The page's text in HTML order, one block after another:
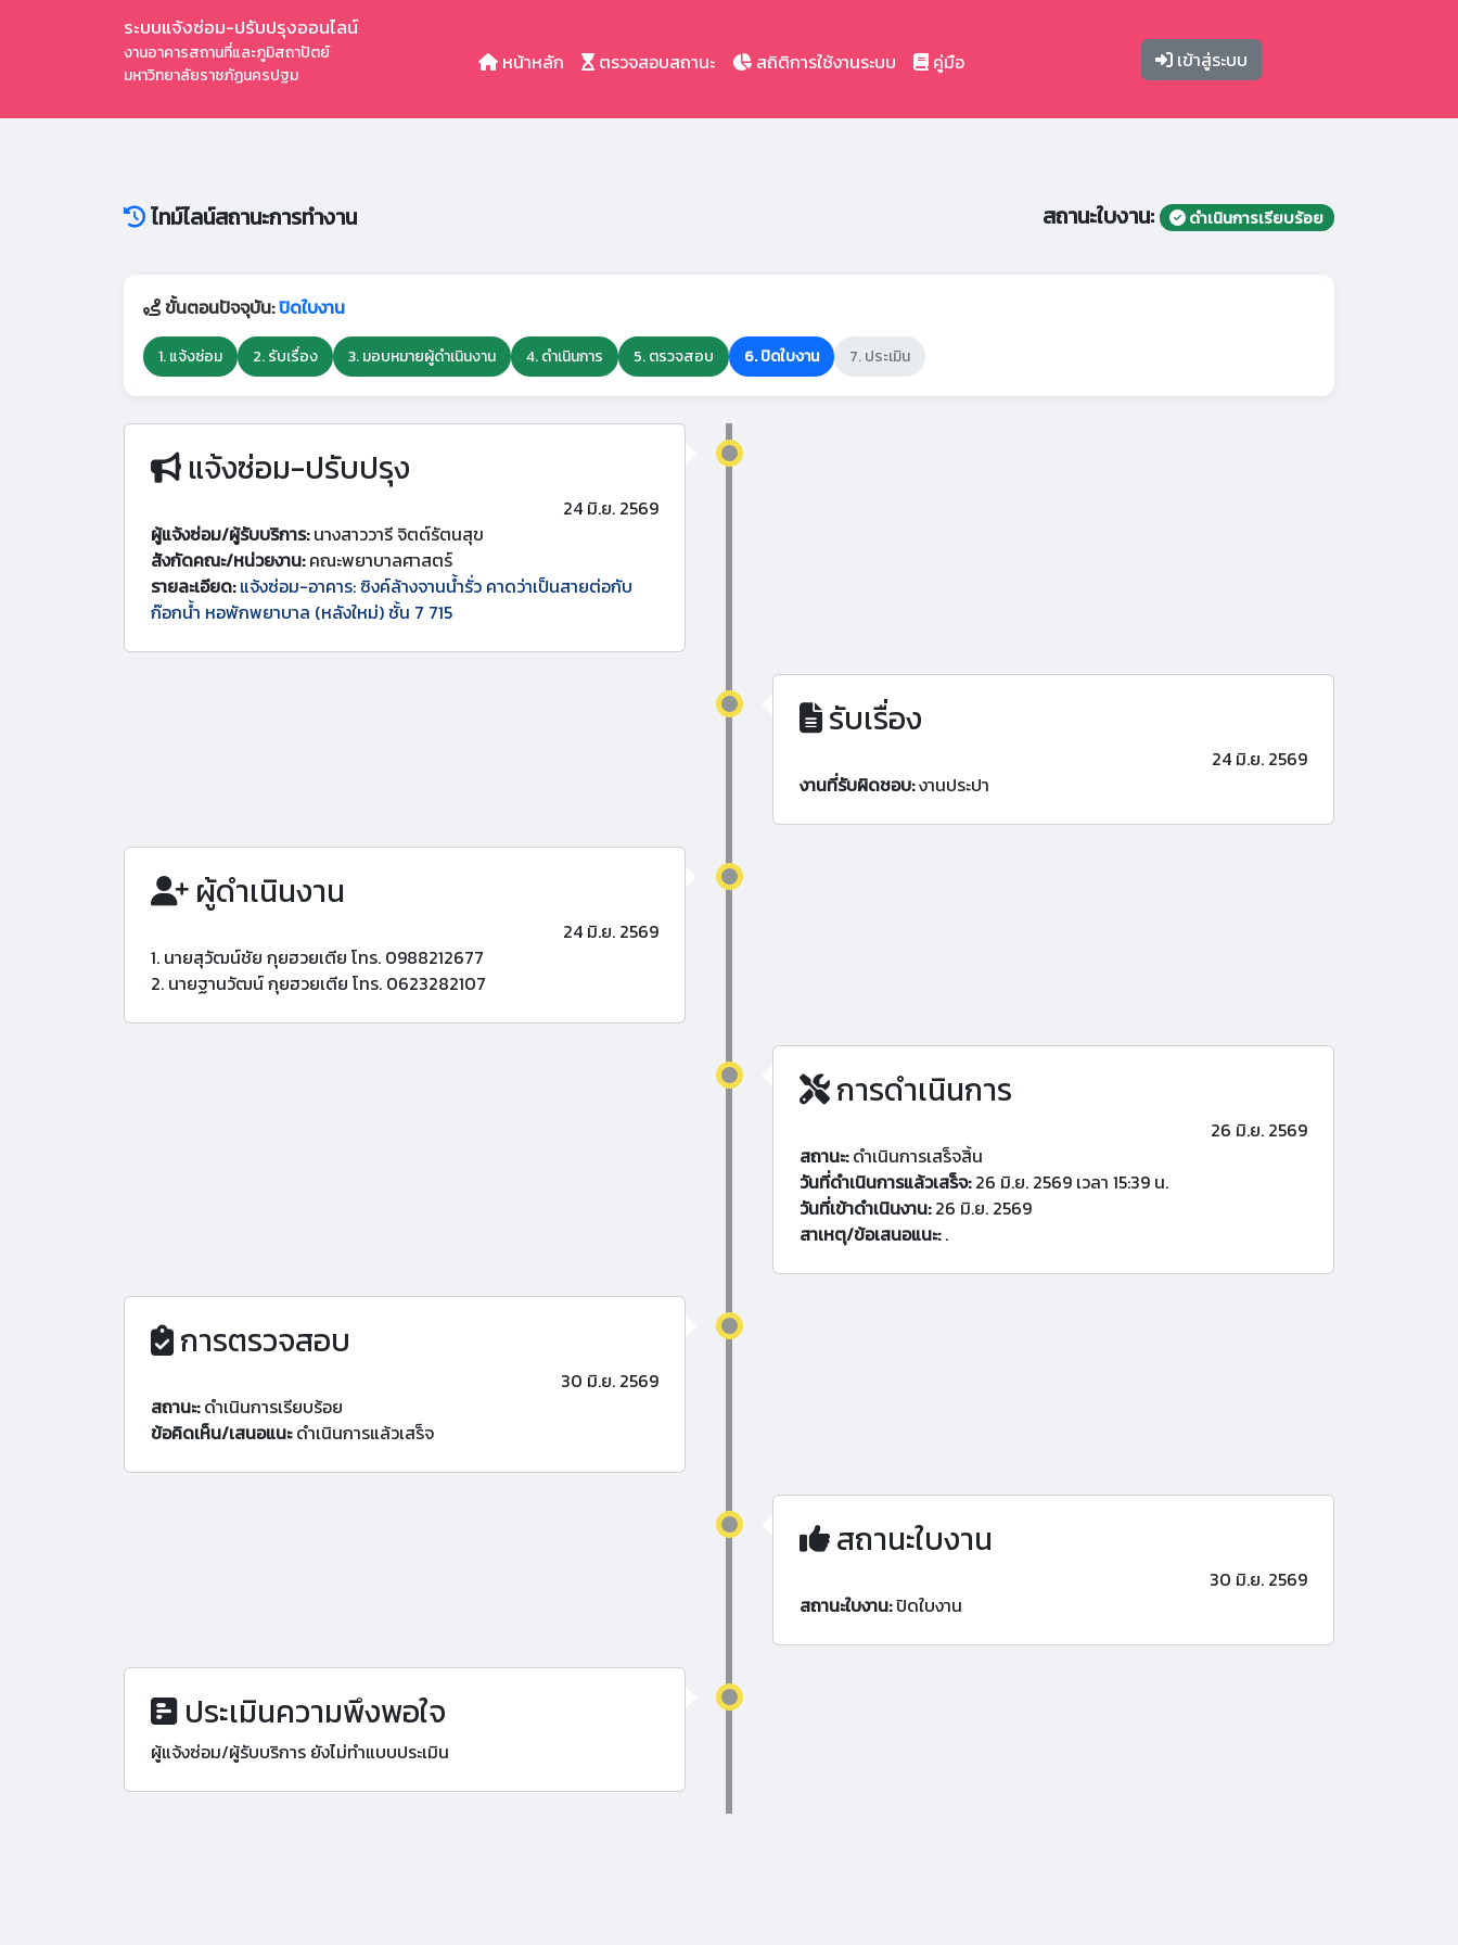
ระบบแจ้งซ่อม-ปรับปรุงออนไลน์
งานอาคารสถานที่และภูมิสถาปัตย์
มหาวิทยาลัยราชภัฏนครปฐม
หน้าหลัก ตรวจสอบสถานะ สถิติการใช้งานระบบ คู่มือ เข้าสู่ระบบ
ไทม์ไลน์สถานะการทำงาน สถานะใบงาน: ดำเนินการเรียบร้อย
ขั้นตอนปัจจุบัน:ปิดใบงาน
1. แจ้งซ่อม 2. รับเรื่อง 3. มอบหมายผู้ดำเนินงาน 4. ดำเนินการ 5. ตรวจสอบ 6. ปิดใบงาน 7. ประเมิน
แจ้งซ่อม-ปรับปรุง
24 มิ.ย. 2569
ผู้แจ้งซ่อม/ผู้รับบริการ:นางสาววารี จิตต์รัตนสุข
สังกัดคณะ/หน่วยงาน:คณะพยาบาลศาสตร์
รายละเอียด: แจ้งซ่อม-อาคาร: ซิงค์ล้างจานน้ำรั่ว คาดว่าเป็นสายต่อกับ
ก๊อกน้ำ หอพักพยาบาล (หลังใหม่) ชั้น 7 715
รับเรื่อง
24 มิ.ย. 2569
งานที่รับผิดชอบ:งานประปา
ผู้ดำเนินงาน
24 มิ.ย. 2569
1. นายสุวัฒน์ชัย กุยฮวยเตีย โทร. 0988212677
2. นายฐานวัฒน์ กุยฮวยเตีย โทร. 0623282107
การดำเนินการ
26 มิ.ย. 2569
สถานะ:ดำเนินการเสร็จสิ้น
วันที่ดำเนินการแล้วเสร็จ:26 มิ.ย. 2569 เวลา 15:39 น.
วันที่เข้าดำเนินงาน:26 มิ.ย. 2569
สาเหตุ/ข้อเสนอแนะ:.
การตรวจสอบ
30 มิ.ย. 2569
สถานะ:ดำเนินการเรียบร้อย
ข้อคิดเห็น/เสนอแนะดำเนินการแล้วเสร็จ
สถานะใบงาน
30 มิ.ย. 2569
สถานะใบงาน:ปิดใบงาน
ประเมินความพึงพอใจ
ผู้แจ้งซ่อม/ผู้รับบริการ ยังไม่ทำแบบประเมิน